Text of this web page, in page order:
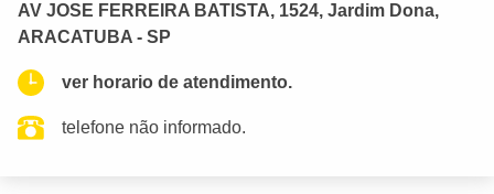
AV JOSE FERREIRA BATISTA, 1524, Jardim Dona,
ARACATUBA - SP
ver horario de atendimento.
telefone não informado.